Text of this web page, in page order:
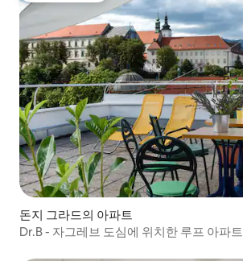
돈지 그라드의 아파트
Dr.B - 자그레브 도심에 위치한 루프 아파트